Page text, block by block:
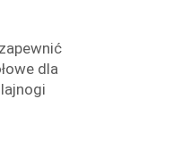
dla